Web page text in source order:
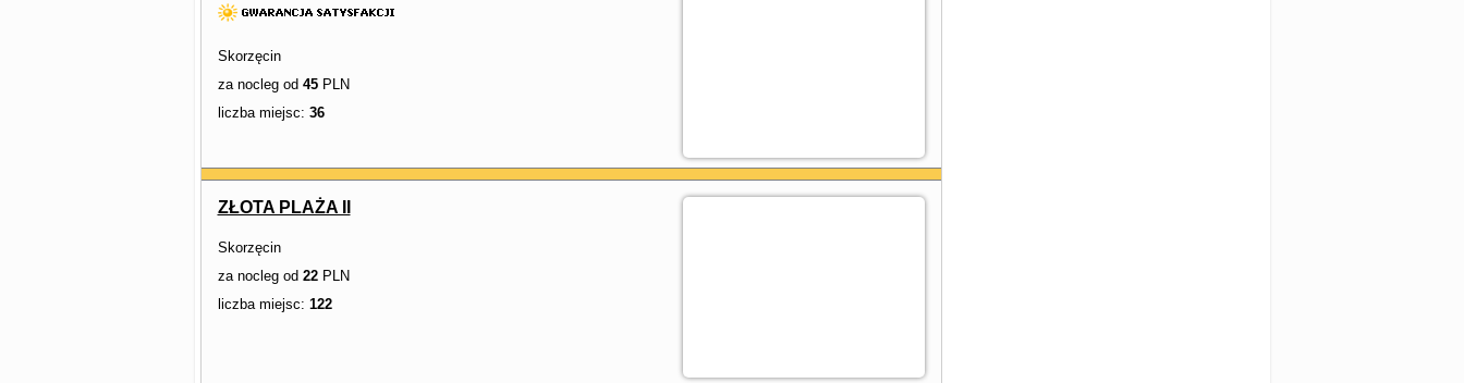
Skorzęcin
za nocleg od 45PLN
liczba miejsc: 36
ZŁOTA PLAŻA II
Skorzęcin
za nocleg od 22PLN
liczba miejsc: 122